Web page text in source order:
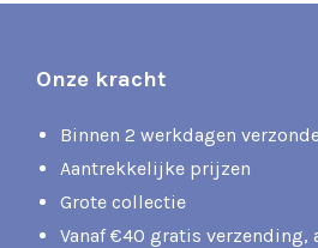
Onze kracht
Binnen 2 werkdagen
Aantrekkelijke prijzen
Grote collectie
Vanaf €40 gratis verzending,